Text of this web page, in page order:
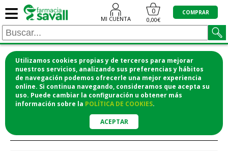
Utilizamos cookies propias y de terceros para mejorar
nuestros servicios, analizando sus preferencias y hábitos
de navegación podemos ofrecerle una mejor experiencia
online. Si continua navegando, consideramos que acepta su
uso. Puede cambiar la configuración u obtener más
información sobre la POLÍTICA DE COOKIES.
ACEPTAR
≡ MI CUENTA
0
0,00€
COMPRAR
¡COMPRA CÓMODAMENTE DESDE CASA Y RECOGE
EN LA FARMACIA!
o si lo prefieres te lo mandamos a casa
Vitaminas y suplementos